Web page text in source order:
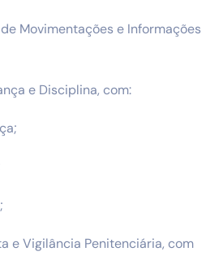
Movimentações e Informações
e Disciplina, com:
e Vigilância Penitenciária, com